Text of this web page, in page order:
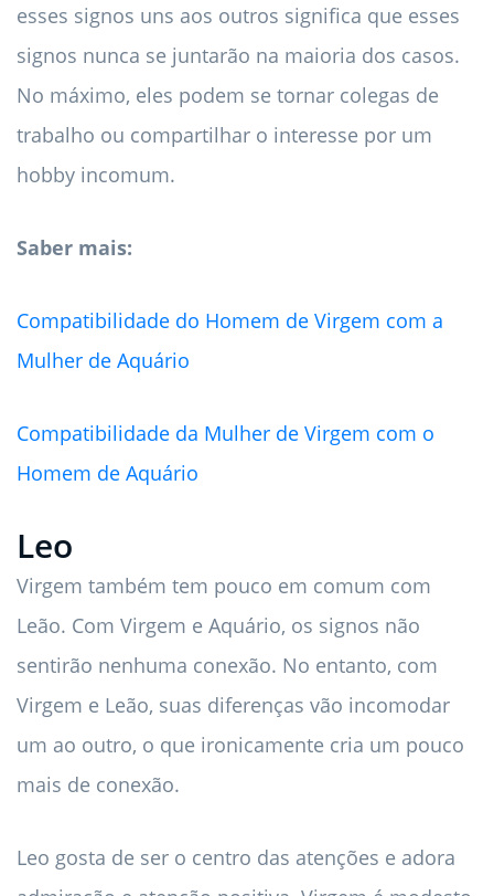
esses signos uns aos outros significa que esses
signos nunca se juntarão na maioria dos casos.
No máximo, eles podem se tornar colegas de
trabalho ou compartilhar o interesse por um
hobby incomum.
Saber mais:
Compatibilidade do Homem de Virgem com a
Mulher de Aquário
Compatibilidade da Mulher de Virgem com o
Homem de Aquário
Leo
Virgem também tem pouco em comum com
Leão. Com Virgem e Aquário, os signos não
sentirão nenhuma conexão. No entanto, com
Virgem e Leão, suas diferenças vão incomodar
um ao outro, o que ironicamente cria um pouco
mais de conexão.
Leo gosta de ser o centro das atenções e adora